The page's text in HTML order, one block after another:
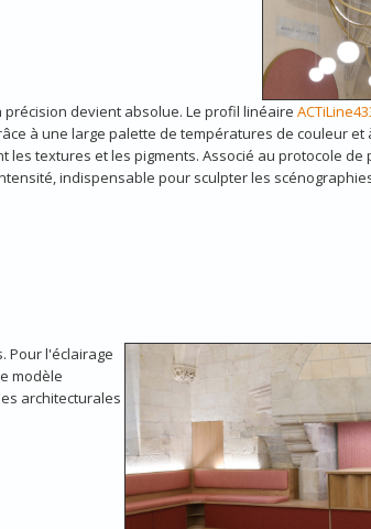
devient absolue. Le profil linéaire
à une large palette de températures de couleur et
textures et les pigments. Associé au protocole de
indispensable pour sculpter les
Pour l'éclairage
modèle
architecturales